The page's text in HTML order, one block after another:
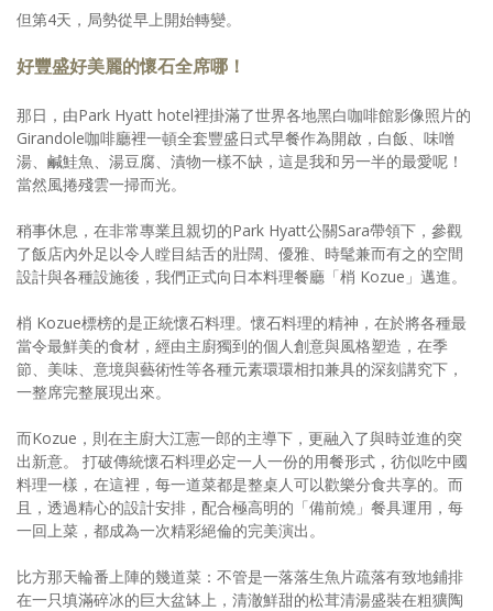
但第4天，局勢從早上開始轉變。
好豐盛好美麗的懷石全席哪！
那日，由Park Hyatt hotel裡掛滿了世界各地黑白咖啡館影像照片的
Girandole咖啡廳裡一頓全套豐盛日式早餐作為開啟，白飯、味噌
湯、鹹鮭魚、湯豆腐、漬物一樣不缺，這是我和另一半的最愛呢！
當然風捲殘雲一掃而光。
稍事休息，在非常專業且親切的Park Hyatt公關Sara帶領下，參觀
了飯店內外足以令人瞠目結舌的壯闊、優雅、時髦兼而有之的空間
設計與各種設施後，我們正式向日本料理餐廳「梢 Kozue」邁進。
梢 Kozue標榜的是正統懷石料理。懷石料理的精神，在於將各種最
當令最鮮美的食材，經由主廚獨到的個人創意與風格塑造，在季
節、美味、意境與藝術性等各種元素環環相扣兼具的深刻講究下，
一整席完整展現出來。
而Kozue，則在主廚大江憲一郎的主導下，更融入了與時並進的突
出新意。 打破傳統懷石料理必定一人一份的用餐形式，彷似吃中國
料理一樣，在這裡，每一道菜都是整桌人可以歡樂分食共享的。而
且，透過精心的設計安排，配合極高明的「備前燒」餐具運用，每
一回上菜，都成為一次精彩絕倫的完美演出。
比方那天輪番上陣的幾道菜：不管是一落落生魚片疏落有致地鋪排
在一只填滿碎冰的巨大盆缽上，清澈鮮甜的松茸清湯盛裝在粗獷陶